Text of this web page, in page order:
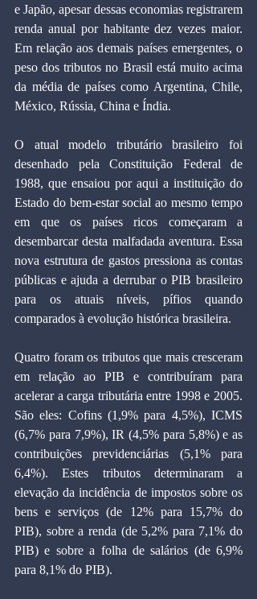
e Japão, apesar dessas economias registrarem
renda anual por habitante dez vezes maior.
Em relação aos demais países emergentes, o
peso dos tributos no Brasil está muito acima
da média de países como Argentina, Chile,
México, Rússia, China e Índia.
O atual modelo tributário brasileiro foi
desenhado pela Constituição Federal de
1988, que ensaiou por aqui a instituição do
Estado do bem-estar social ao mesmo tempo
em que os países ricos começaram a
desembarcar desta malfadada aventura. Essa
nova estrutura de gastos pressiona as contas
públicas e ajuda a derrubar o PIB brasileiro
para os atuais níveis, pífios quando
comparados à evolução histórica brasileira.
Quatro foram os tributos que mais cresceram
em relação ao PIB e contribuíram para
acelerar a carga tributária entre 1998 e 2005.
São eles: Cofins (1,9% para 4,5%), ICMS
(6,7% para 7,9%), IR (4,5% para 5,8%) e as
contribuições previdenciárias (5,1% para
6,4%). Estes tributos determinaram a
elevação da incidência de impostos sobre os
bens e serviços (de 12% para 15,7% do
PIB), sobre a renda (de 5,2% para 7,1% do
PIB) e sobre a folha de salários (de 6,9%
para 8,1% do PIB).